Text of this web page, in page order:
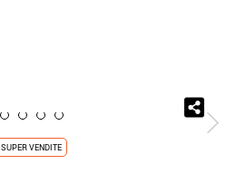
Costume da Nano di Biancaneve
SUPER VENDITE